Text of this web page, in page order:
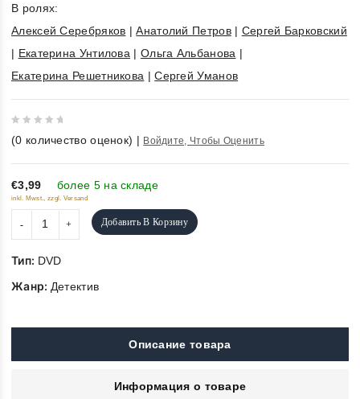
В ролях:
Алексей Серебряков |Анатолий Петров| Сергей Барковский
| Екатерина Унтилова | Ольга Альбанова |
Екатерина Решетникова |Сергей Уманов
out
of
5
(0 количество оценок) | Войдите, Чтобы Оценить
€3,99 более 5 на складе
inkl. Mwst., zzgl. Versand
Добавить В Корзину
Тип: DVD
Жанр: Детектив
Описание товара
Информация о товаре